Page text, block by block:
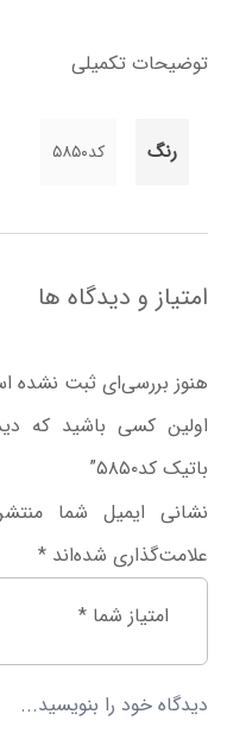
توضیحات تکمیلی
رنگ کد۵۸۵۰
امتیاز و دیدگاه ها
هنوز بررسی‌ای ثبت نشده
اولین کسی باشید که
باتیک کد۵۸۵۰”
نشانی ایمیل شما
علامت‌گذاری شده‌اند *
امتیاز شما *